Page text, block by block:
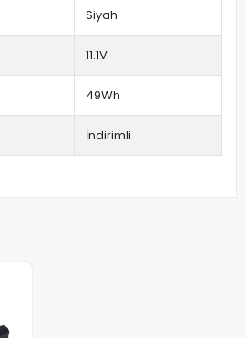
Siyah
11.1V
49Wh
İndirimli